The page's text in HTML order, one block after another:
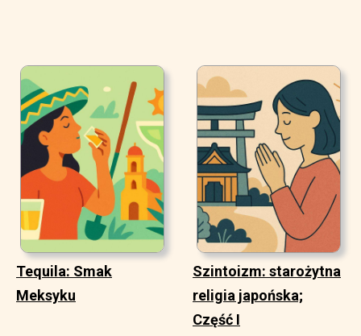
Tequila: Smak
Meksyku
Szintoizm: starożytna
religia japońska;
Część I